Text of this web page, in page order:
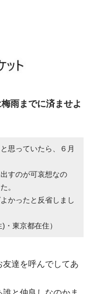
雨までに済ませよ
思っていたら、６月
すのが可哀想なの
。
かったと反省しまし
・東京都在住）
友達を呼んでしてあ